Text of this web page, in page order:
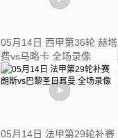
05月14日 西甲第36轮 赫塔
费vs马略卡 全场录像
05月14日 法甲第29轮补赛